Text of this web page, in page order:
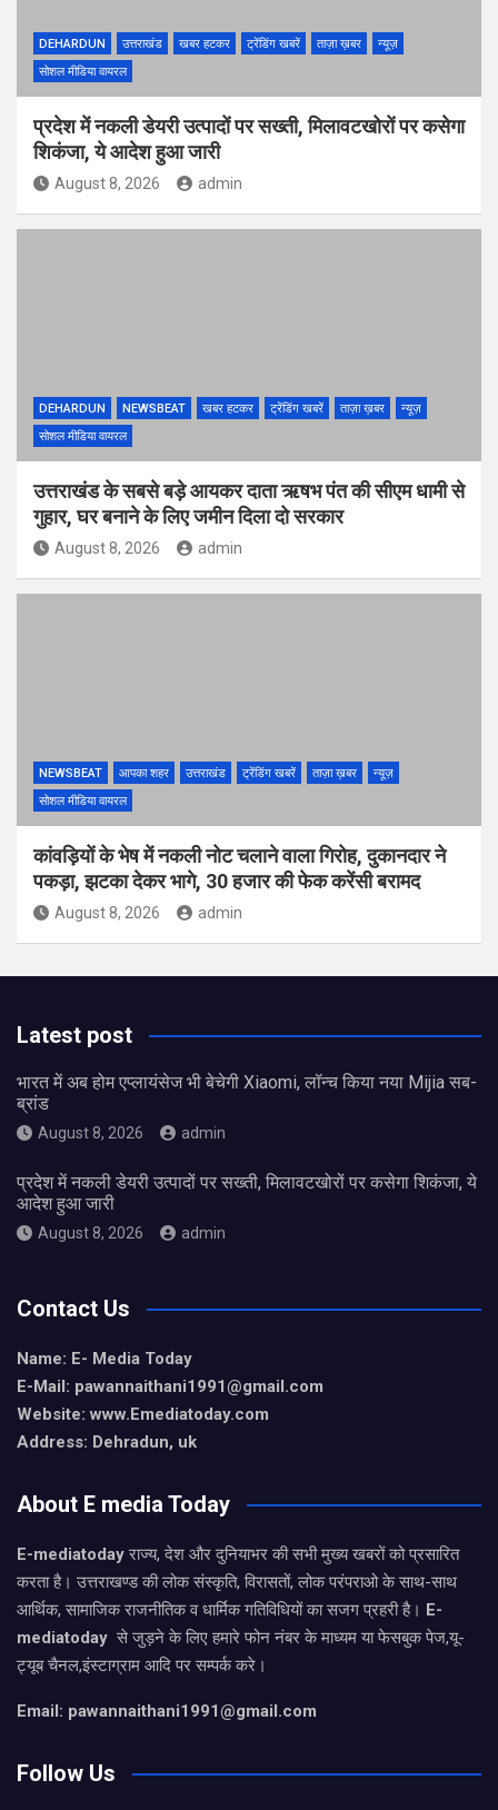
DEHARDUN उत्तराखंड खबर हटकर ट्रेंडिंग खबरें ताज़ा ख़बर
न्यूज़
सोशल मीडिया वायरल
प्रदेश में नकली डेयरी उत्पादों पर सख्ती, मिलावटखोरों पर कसेगा
शिकंजा, ये आदेश हुआ जारी
August 8, 2026 admin
DEHARDUN NEWSBEAT खबर हटकर ट्रेंडिंग खबरें ताज़ा ख़बर
न्यूज़
सोशल मीडिया वायरल
उत्तराखंड के सबसे बड़े आयकर दाता ऋषभ पंत की सीएम धामी से
गुहार, घर बनाने के लिए जमीन दिला दो सरकार
August 8, 2026 admin
NEWSBEAT आपका शहर उत्तराखंड ट्रेंडिंग खबरें ताज़ा ख़बर
न्यूज़
सोशल मीडिया वायरल
कांवड़ियों के भेष में नकली नोट चलाने वाला गिरोह, दुकानदार ने
पकड़ा, झटका देकर भागे, 30 हजार की फेक करेंसी बरामद
August 8, 2026 admin
Latest post
भारत में अब होम एप्लायंसेज भी बेचेगी Xiaomi, लॉन्च किया नया Mijia सब-
ब्रांड
August 8, 2026 admin
प्रदेश में नकली डेयरी उत्पादों पर सख्ती, मिलावटखोरों पर कसेगा शिकंजा, ये
आदेश हुआ जारी
August 8, 2026 admin
Contact Us
Name: E- Media Today
E-Mail: pawannaithani1991@gmail.com
Website: www.Emediatoday.com
Address: Dehradun, uk
About E media Today
E-mediatodayराज्य, देश और दुनियाभर की सभी मुख्य खबरों को प्रसारित
करता है। उत्तराखण्ड की लोक संस्कृति, विरासतों, लोक परंपराओ के साथ-साथ
आर्थिक, सामाजिक राजनीतिक व धार्मिक गतिविधियों का सजग प्रहरी है। E-
mediatoday से जुड़ने के लिए हमारे फोन नंबर के माध्यम या फेसबुक पेज,यू-
ट्यूब चैनल,इंस्टाग्राम आदि पर सम्पर्क करे।
Email: pawannaithani1991@gmail.com
Follow Us